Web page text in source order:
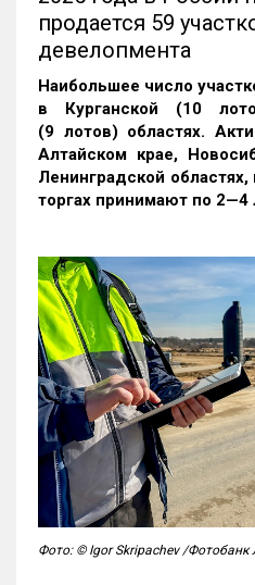
продается 59
девелопмента
Наибольшее число
в Курганской (10
(9 лотов) областях.
Алтайском крае,
Ленинградской областях,
торгах принимают по 2—4
Фото: © Igor Skripachev /Фотобанк